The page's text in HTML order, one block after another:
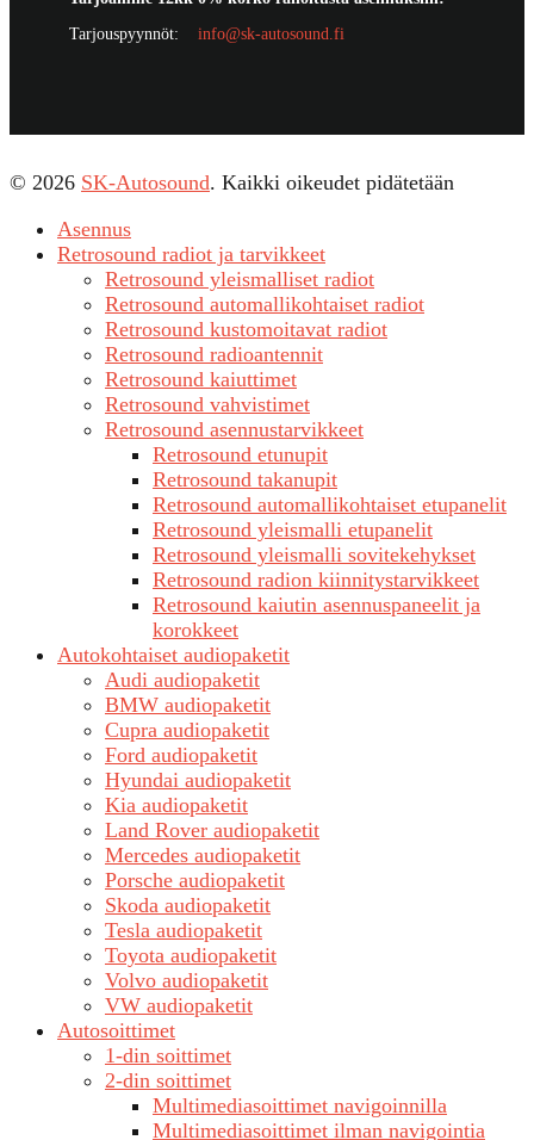
Tarjouspyynnöt: info@sk-autosound.fi
© 2026 SK-Autosound. Kaikki oikeudet pidätetään
Asennus
Retrosound radiot ja tarvikkeet
Retrosound yleismalliset radiot
Retrosound automallikohtaiset radiot
Retrosound kustomoitavat radiot
Retrosound radioantennit
Retrosound kaiuttimet
Retrosound vahvistimet
Retrosound asennustarvikkeet
Retrosound etunupit
Retrosound takanupit
Retrosound automallikohtaiset etupanelit
Retrosound yleismalli etupanelit
Retrosound yleismalli sovitekehykset
Retrosound radion kiinnitystarvikkeet
Retrosound kaiutin asennuspaneelit ja
korokkeet
Autokohtaiset audiopaketit
Audi audiopaketit
BMW audiopaketit
Cupra audiopaketit
Ford audiopaketit
Hyundai audiopaketit
Kia audiopaketit
Land Rover audiopaketit
Mercedes audiopaketit
Porsche audiopaketit
Skoda audiopaketit
Tesla audiopaketit
Toyota audiopaketit
Volvo audiopaketit
VW audiopaketit
Autosoittimet
1-din soittimet
2-din soittimet
Multimediasoittimet navigoinnilla
Multimediasoittimet ilman navigointia